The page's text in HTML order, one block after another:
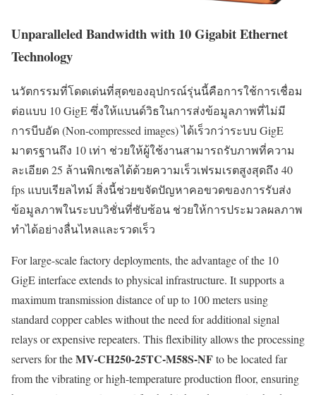
Unparalleled Bandwidth with 10 Gigabit Ethernet
Technology
นวัตกรรมที่โดดเด่นที่สุดของอุปกรณ์รุ่นนี้คือการใช้การเชื่อม
ต่อแบบ 10 GigE ซึ่งให้แบนด์วิธในการส่งข้อมูลภาพที่ไม่มี
การบีบอัด (Non-compressed images) ได้เร็วกว่าระบบ GigE
มาตรฐานถึง 10 เท่า ช่วยให้ผู้ใช้งานสามารถรับภาพที่ความ
ละเอียด 25 ล้านพิกเซลได้ด้วยความเร็วเฟรมเรตสูงสุดถึง 40
fps แบบเรียลไทม์ สิ่งนี้ช่วยขจัดปัญหาคอขวดของการรับส่ง
ข้อมูลภาพในระบบวิชั่นที่ซับซ้อน ช่วยให้การประมวลผลภาพ
ทำได้อย่างลื่นไหลและรวดเร็ว
For large-scale factory deployments, the advantage of the 10
GigE interface extends to physical infrastructure. It supports a
maximum transmission distance of up to 100 meters using
standard copper cables without the need for additional signal
relays or expensive repeaters. This flexibility allows the processing
servers for theMV-CH250-25TC-M58S-NFto be located far
from the vibrating or high-temperature production floor, ensuring